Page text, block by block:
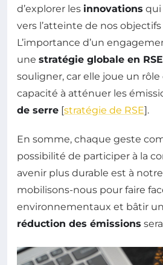
d’explorer les innovations qui
vers l’atteinte de nos objectifs
L’importance d’un
une stratégie globale en RSE
souligner, car elle joue un
capacité à atténuer les
de serre [stratégie de RSE].
En somme, chaque geste
possibilité de participer à la
avenir plus durable est à
mobilisons-nous pour faire
environnementaux et bâtir
réduction des émissions